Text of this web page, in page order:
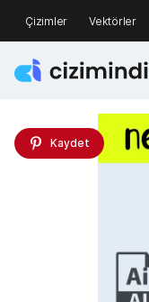
Çizimler Vektörler
Kaydet